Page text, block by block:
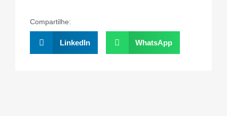
Compartilhe:
LinkedIn WhatsApp